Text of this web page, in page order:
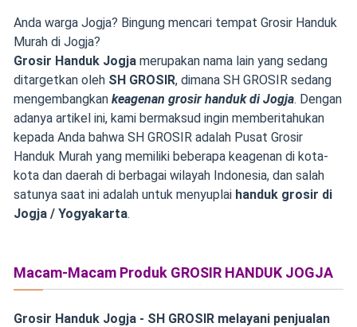
Anda warga Jogja? Bingung mencari tempat Grosir Handuk
Murah di Jogja?
Grosir Handuk Jogjamerupakan nama lain yang sedang
ditargetkan oleh SH GROSIR, dimana SH GROSIR sedang
mengembangkan keagenan grosir handuk di Jogja. Dengan
adanya artikel ini, kami bermaksud ingin memberitahukan
kepada Anda bahwa SH GROSIR adalah Pusat Grosir
Handuk Murah yang memiliki beberapa keagenan di kota-
kota dan daerah di berbagai wilayah Indonesia, dan salah
satunya saat ini adalah untuk menyuplai handuk grosir di
Jogja / Yogyakarta.
Macam-Macam Produk GROSIR HANDUK JOGJA
Grosir Handuk Jogja - SH GROSIR melayani penjualan